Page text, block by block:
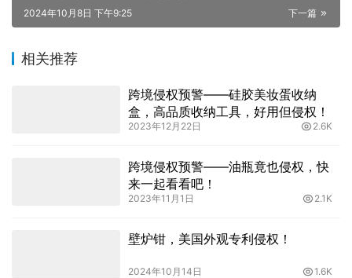
下一篇
2024年10月8日 下午9:25
相关推荐
跨境侵权预警——硅胶美妆蛋收纳
盒，高品质收纳工具，好用但侵权！
2023年12月22日 2.6K
跨境侵权预警——油瓶竟也侵权，快
来一起看看吧！
2023年11月1日 2.1K
壁炉钳，美国外观专利侵权！
2024年10月14日 1.6K